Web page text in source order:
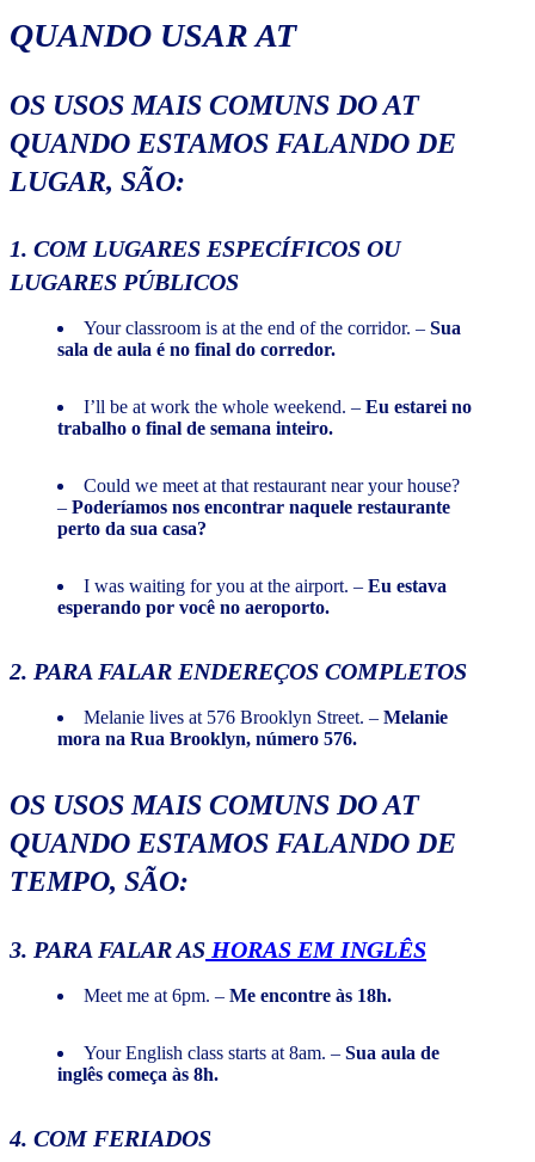
QUANDO USAR AT
OS USOS MAIS COMUNS DO AT
QUANDO ESTAMOS FALANDO DE
LUGAR, SÃO:
1. COM LUGARES ESPECÍFICOS OU
LUGARES PÚBLICOS
Your classroom is at the end of the corridor. – Sua
sala de aula é no final do corredor.
I’ll be at work the whole weekend. – Eu estarei no
trabalho o final de semana inteiro.
Could we meet at that restaurant near your house?
– Poderíamos nos encontrar naquele restaurante
perto da sua casa?
I was waiting for you at the airport. – Eu estava
esperando por você no aeroporto.
2. PARA FALAR ENDEREÇOS COMPLETOS
Melanie lives at 576 Brooklyn Street. – Melanie
mora na Rua Brooklyn, número 576.
OS USOS MAIS COMUNS DO AT
QUANDO ESTAMOS FALANDO DE
TEMPO, SÃO:
3. PARA FALAR AS HORAS EM INGLÊS
Meet me at 6pm. – Me encontre às 18h.
Your English class starts at 8am. – Sua aula de
inglês começa às 8h.
4. COM FERIADOS